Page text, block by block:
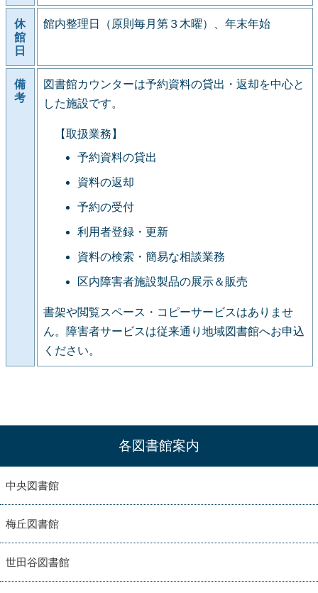
休
館
日
館内整理日（原則毎月第３木曜）、年末年始
備
考
図書館カウンターは予約資料の貸出・返却を中心と
した施設です。
【取扱業務】
予約資料の貸出
資料の返却
予約の受付
利用者登録・更新
資料の検索・簡易な相談業務
区内障害者施設製品の展示＆販売
書架や閲覧スペース・コピーサービスはありませ
ん。障害者サービスは従来通り地域図書館へお申込
ください。
各図書館案内
中央図書館
梅丘図書館
世田谷図書館